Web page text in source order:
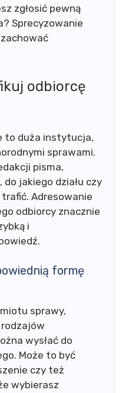
zgłosić pewną
Sprecyzowanie
odbiorcę
to duża instytucja,
sprawami.
pisma,
jakiego działu czy
Adresowanie
odbiorcy znacznie
i
formę
sprawy,
wysłać do
Może to być
czy też
wybierasz